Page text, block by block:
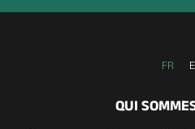
FR
QUI